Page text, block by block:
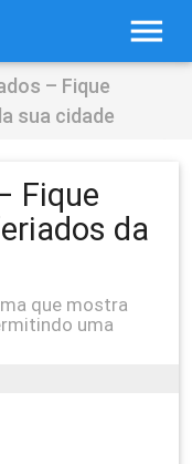
menu
– Fique
sua cidade
Fique
da
que mostra
uma